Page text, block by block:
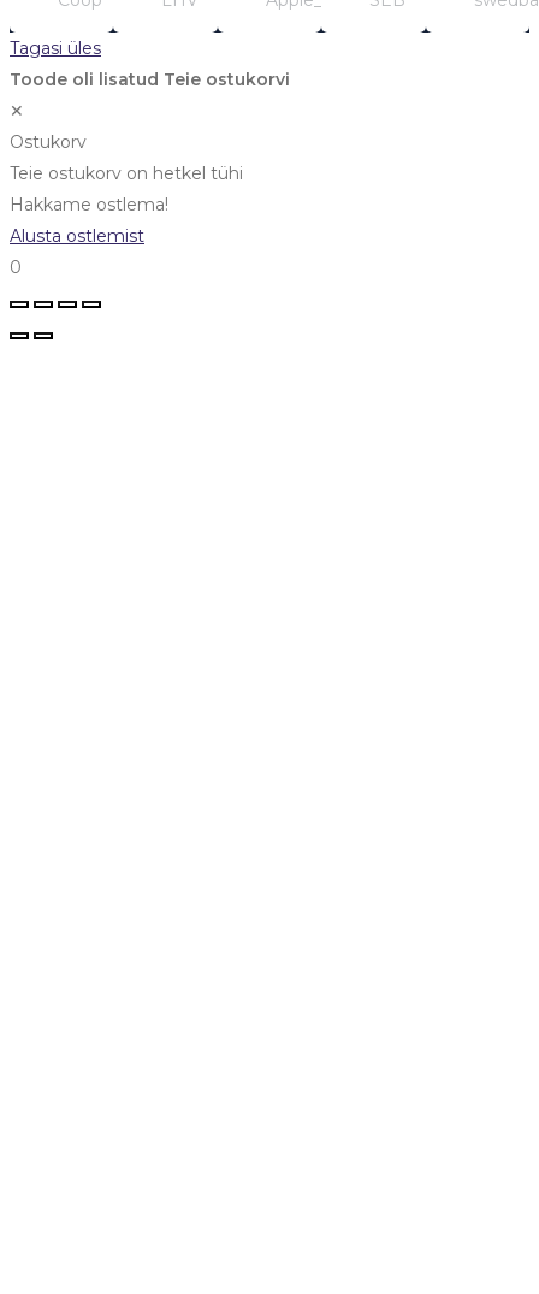
Tagasi üles
Toode oli lisatud Teie ostukorvi
✕
Ostukorv
Teie ostukorv on hetkel tühi
Hakkame ostlema!
Alusta ostlemist
0